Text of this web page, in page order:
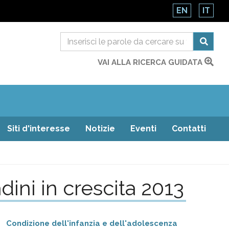
EN IT
VAI ALLA RICERCA GUIDATA
Siti d'interesse Notizie Eventi Contatti
in crescita 2013
Condizione dell'infanzia e dell'adolescenza